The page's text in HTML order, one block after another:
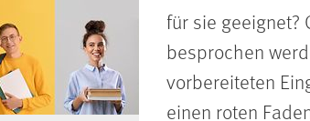
für sie geeignet?
besprochen
vorbereiteten
einen roten